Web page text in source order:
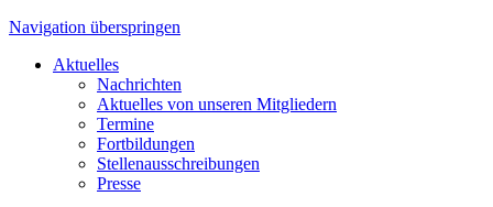
Navigation überspringen
Aktuelles
Nachrichten
Aktuelles von unseren Mitgliedern
Termine
Fortbildungen
Stellenausschreibungen
Presse